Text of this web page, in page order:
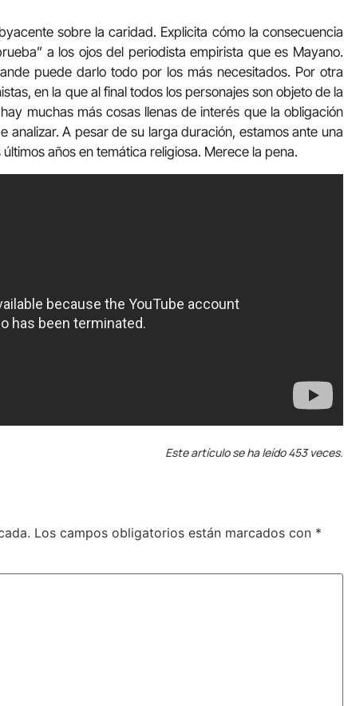
sobre la caridad. Explicita cómo la consecuencia
a los ojos del periodista empirista que es Mayano.
puede darlo todo por los más necesitados. Por otra
en la que al final todos los personajes son objeto de la
muchas más cosas llenas de interés que la obligación
A pesar de su larga duración, estamos ante una
años en temática religiosa. Merece la pena.
Este artículo se ha leído 453 veces.
Los campos obligatorios están marcados con *